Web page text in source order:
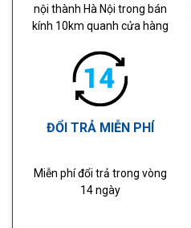
nội thành Hà Nội trong bán
kính 10km quanh cửa hàng
ĐỔI TRẢ MIỄN PHÍ
Miễn phí đổi trả trong vòng
14 ngày